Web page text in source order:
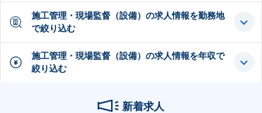
施工管理・現場監督（設備）の求人情報を勤務地
で絞り込む
施工管理・現場監督（設備）の求人情報を年収で
絞り込む
新着求人